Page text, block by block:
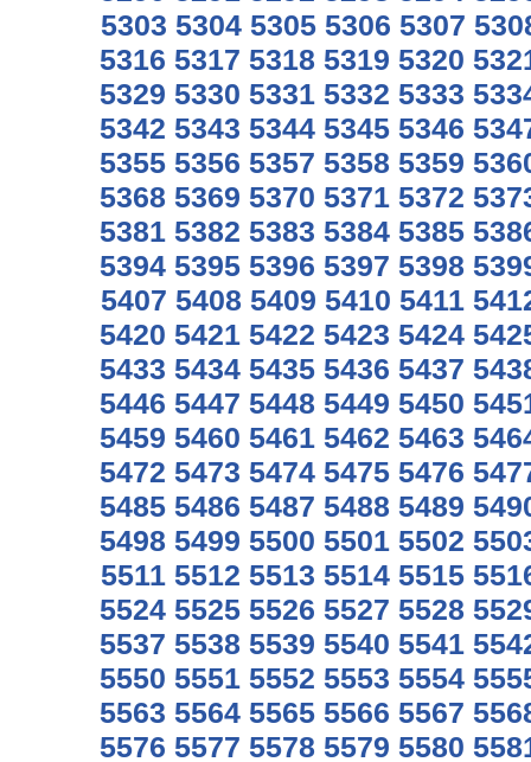
5303 5304 5305 5306 5307
5316 5317 5318 5319 5320
5329 5330 5331 5332 5333
5342 5343 5344 5345 5346
5355 5356 5357 5358 5359
5368 5369 5370 5371 5372
5381 5382 5383 5384 5385
5394 5395 5396 5397 5398
5407 5408 5409 5410 5411
5420 5421 5422 5423 5424
5433 5434 5435 5436 5437
5446 5447 5448 5449 5450
5459 5460 5461 5462 5463
5472 5473 5474 5475 5476
5485 5486 5487 5488 5489
5498 5499 5500 5501 5502
5511 5512 5513 5514 5515
5524 5525 5526 5527 5528
5537 5538 5539 5540 5541
5550 5551 5552 5553 5554
5563 5564 5565 5566 5567
5576 5577 5578 5579 5580